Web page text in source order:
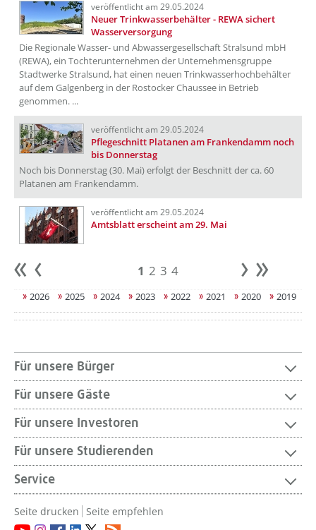
veröffentlicht am 29.05.2024
Neuer Trinkwasserbehälter - REWA sichert
Wasserversorgung
Die Regionale Wasser- und Abwassergesellschaft Stralsund mbH
(REWA), ein Tochterunternehmen der Unternehmensgruppe
Stadtwerke Stralsund, hat einen neuen Trinkwasserhochbehälter
auf dem Galgenberg in der Rostocker Chaussee in Betrieb
genommen. ...
veröffentlicht am 29.05.2024
Pflegeschnitt Platanen am Frankendamm noch
bis Donnerstag
Noch bis Donnerstag (30. Mai) erfolgt der Beschnitt der ca. 60
Platanen am Frankendamm.
veröffentlicht am 29.05.2024
Amtsblatt erscheint am 29. Mai
Anfang 1 2 3 4 weiter
2026 2025 2024 2023 2022 2021 2020 2019
Für unsere Bürger
Für unsere Gäste
Für unsere Investoren
Für unsere Studierenden
Service
Seite drucken Seite empfehlen